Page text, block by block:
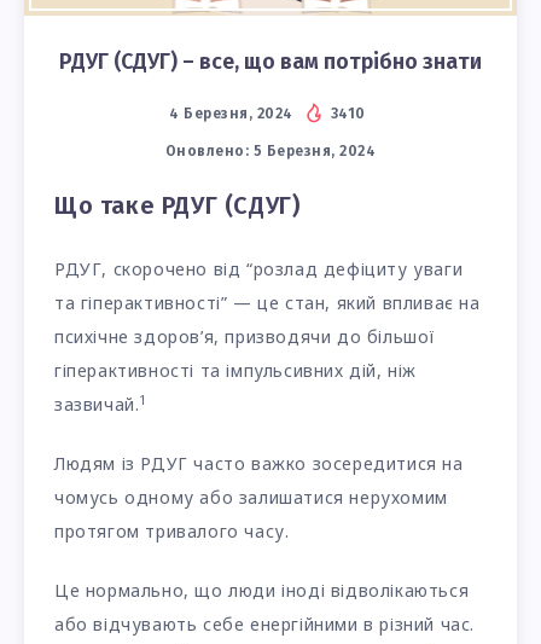
РДУГ (СДУГ) – все, що вам потрібно знати
4 Березня, 2024 3410
Оновлено: 5 Березня, 2024
Що таке РДУГ (СДУГ)
РДУГ, скорочено від “розлад дефіциту уваги
та гіперактивності” — це стан, який впливає на
психічне здоров’я, призводячи до більшої
гіперактивності та імпульсивних дій, ніж
зазвичай.1
Людям із РДУГ часто важко зосередитися на
чомусь одному або залишатися нерухомим
протягом тривалого часу.
Це нормально, що люди іноді відволікаються
або відчувають себе енергійними в різний час.